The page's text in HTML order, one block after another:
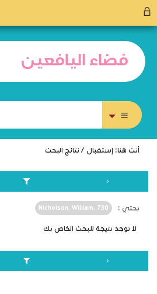
أنت هنا: إستقبال / نتائج البحث
بحثي : Nicholson, William. 730
لا توجد نتيجة للبحث الخاص بك